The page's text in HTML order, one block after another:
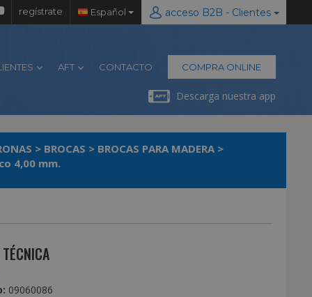
regístrate Español acceso B2B - Clientes
AFT CONTACTO COMPRA ONLINE
Descarga nuestra app
> BROCAS > BROCAS PARA MADERA >
4,00 mm.
09060086